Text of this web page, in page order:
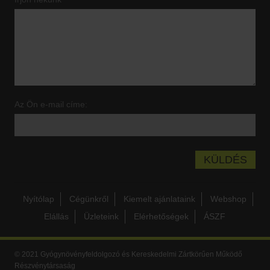
Az Ön e-mail címe:
Nyítólap Cégünkről Kiemelt ajánlataink
Webshop
Elállás
Üzleteink Elérhetőségek ÁSZF
© 2021 Gyógynövényfeldolgozó és Kereskedelmi Zártkörűen Működő
Részvénytársaság